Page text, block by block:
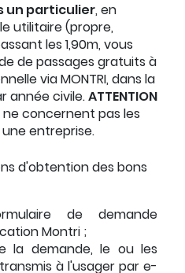
un particulier, en
utilitaire (propre,
les 1,90m, vous
de passages gratuits à
via MONTRI, dans la
année civile.ATTENTION
concernent pas les
entreprise.
d'obtention des bons
de demande
Montri ;
la demande, le ou les
à l'usager par e-